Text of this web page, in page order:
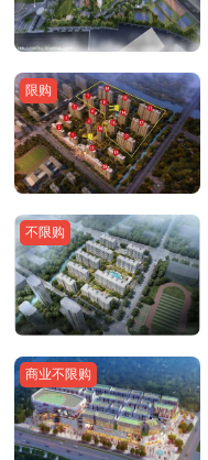
限购
不限购
商业不限购